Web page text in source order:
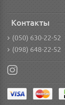
Контакты
(050) 630-22-52
(098) 648-22-52